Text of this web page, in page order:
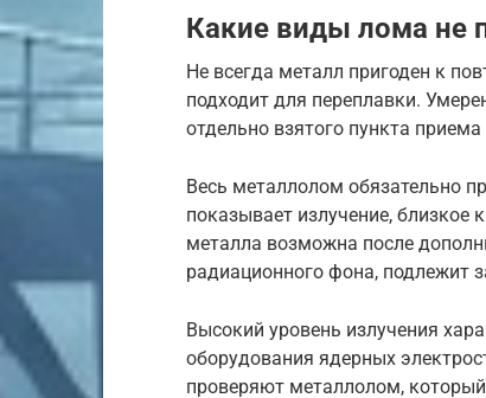
Какие виды лома не
Не всегда металл пригоден к
подходит для переплавки.
отдельно взятого пункта
Весь металлолом обязательно
показывает излучение,
металла возможна после
радиационного фона, подлежит
Высокий уровень излучения
оборудования ядерных
проверяют металлолом,